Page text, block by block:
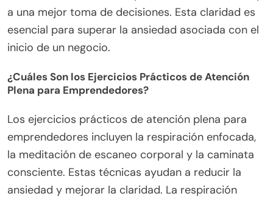
a una mejor toma de decisiones. Esta claridad es
esencial para superar la ansiedad asociada con el
inicio de un negocio.
¿Cuáles Son los Ejercicios Prácticos de Atención
Plena para Emprendedores?
Los ejercicios prácticos de atención plena para
emprendedores incluyen la respiración enfocada,
la meditación de escaneo corporal y la caminata
consciente. Estas técnicas ayudan a reducir la
ansiedad y mejorar la claridad. La respiración